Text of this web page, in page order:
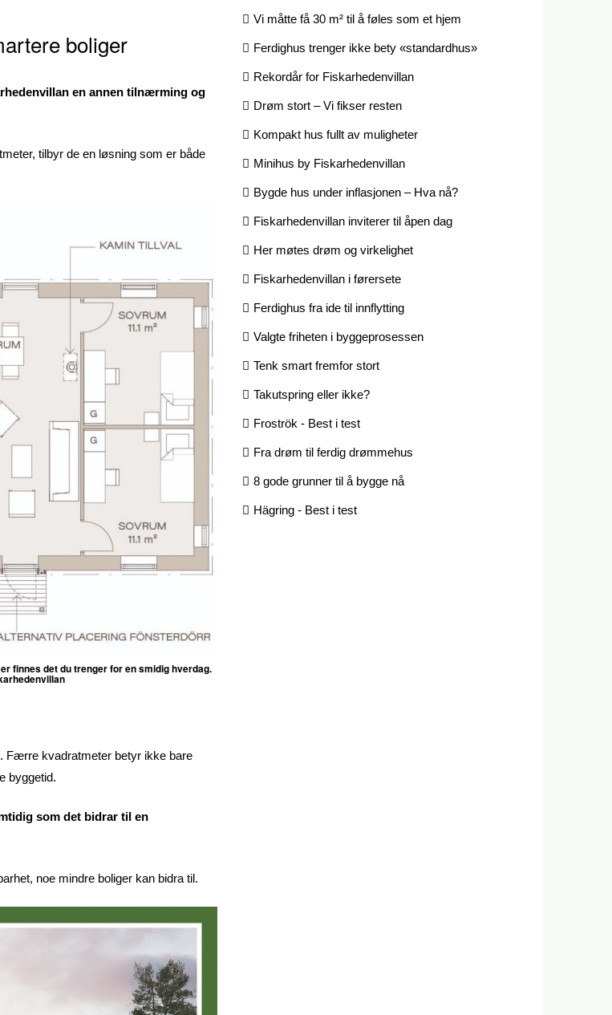
boliger
en annen tilnærming og
tilbyr de en løsning som er både
finnes det du trenger for en smidig hverdag.
Færre kvadratmeter betyr ikke bare
byggetid.
som det bidrar til en
noe mindre boliger kan bidra til.
Vi måtte få 30 m² til å føles som et hjem
Ferdighus trenger ikke bety «standardhus»
Rekordår for Fiskarhedenvillan
Drøm stort – Vi fikser resten
Kompakt hus fullt av muligheter
Minihus by Fiskarhedenvillan
Bygde hus under inflasjonen – Hva nå?
Fiskarhedenvillan inviterer til åpen dag
Her møtes drøm og virkelighet
Fiskarhedenvillan i førersete
Ferdighus fra ide til innflytting
Valgte friheten i byggeprosessen
Tenk smart fremfor stort
Takutspring eller ikke?
Froströk - Best i test
Fra drøm til ferdig drømmehus
8 gode grunner til å bygge nå
Hägring - Best i test